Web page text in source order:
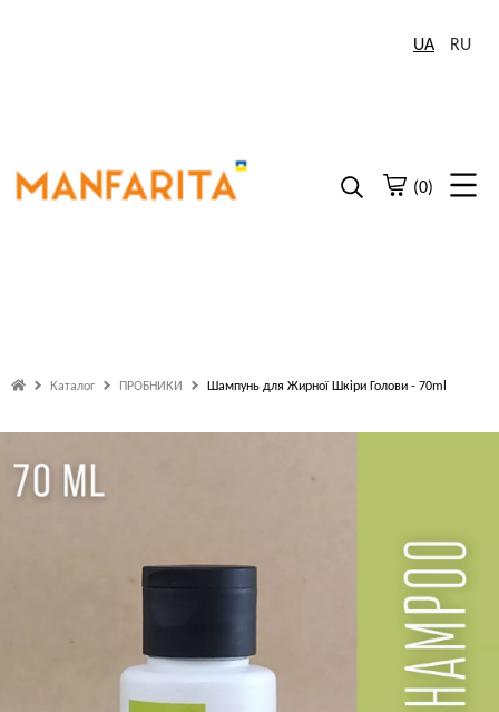
UA RU
(0)
Каталог ПРОБНИКИ Шампунь для Жирної Шкіри Голови - 70ml